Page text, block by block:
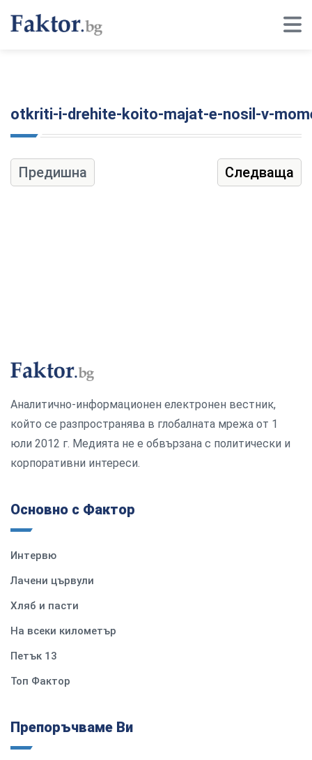
otkriti-i-drehite-koito-majat-e-nosil-v-
Предишна Следваща
Аналитично-информационен електронен вестник,
който се разпространява в глобалната мрежа от 1
юли 2012 г. Медията не е обвързана с политически и
корпоративни интереси.
Основно с Фактор
Интервю
Лачени цървули
Хляб и пасти
На всеки километър
Петък 13
Топ Фактор
Препоръчваме Ви